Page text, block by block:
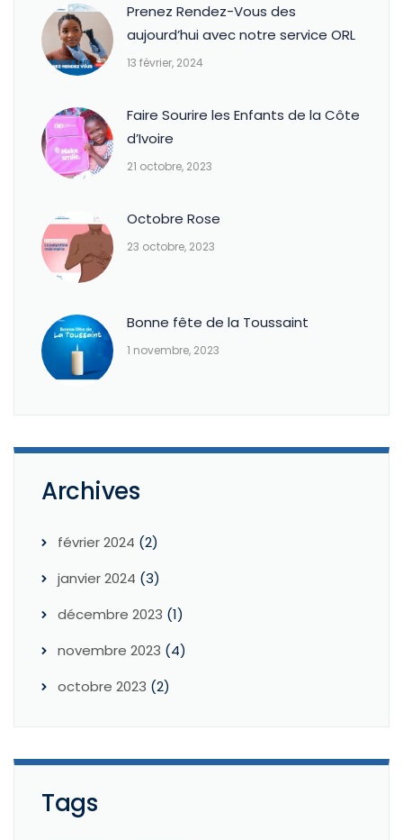
Prenez Rendez-Vous des
aujourd’hui avec notre service ORL
13 février, 2024
Faire Sourire les Enfants de la Côte
d’Ivoire
21 octobre, 2023
Octobre Rose
23 octobre, 2023
Bonne fête de la Toussaint
1 novembre, 2023
Archives
février 2024 (2)
janvier 2024 (3)
décembre 2023 (1)
novembre 2023 (4)
octobre 2023 (2)
Tags